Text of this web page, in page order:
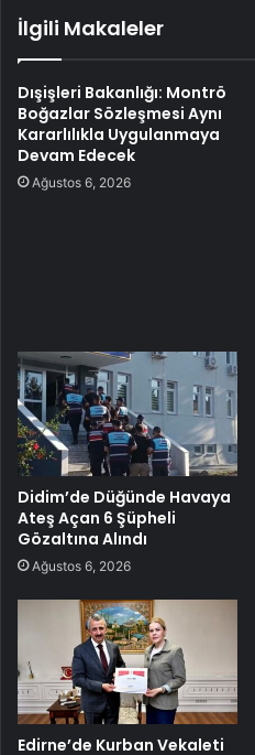
İlgili Makaleler
Dışişleri Bakanlığı: Montrö
Boğazlar Sözleşmesi Aynı
Kararlılıkla Uygulanmaya
Devam Edecek
Ağustos 6, 2026
Didim’de Düğünde Havaya
Ateş Açan 6 Şüpheli
Gözaltına Alındı
Ağustos 6, 2026
Edirne’de Kurban Vekaleti